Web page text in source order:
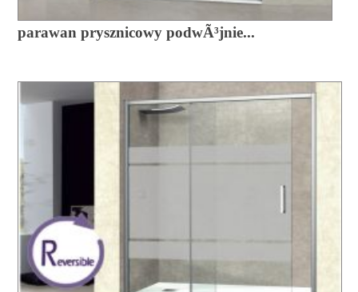
parawan prysznicowy podwÃ³jnie...